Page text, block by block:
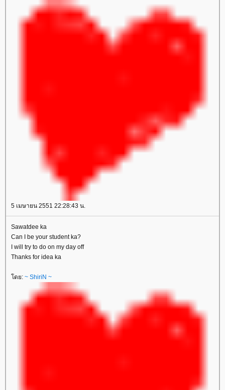
5 เมษายน 2551 22:28:43 น.
Sawatdee ka
Can I be your student ka?
I will try to do on my day off
Thanks for idea ka
ดย: ~ ShiriN ~